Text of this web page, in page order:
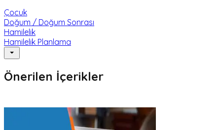
Çocuk
Doğum / Doğum Sonrası
Hamilelik
Hamilelik Planlama
Önerilen İçerikler